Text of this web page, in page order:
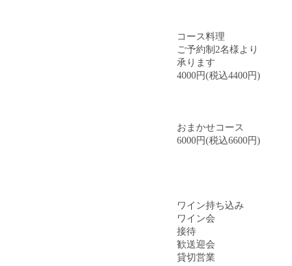
コース料理
ご予約制2名様より
承ります
4000円(税込4400円)
おまかせコース
6000円(税込6600円)
ワイン持ち込み
ワイン会
接待
歓送迎会
貸切営業